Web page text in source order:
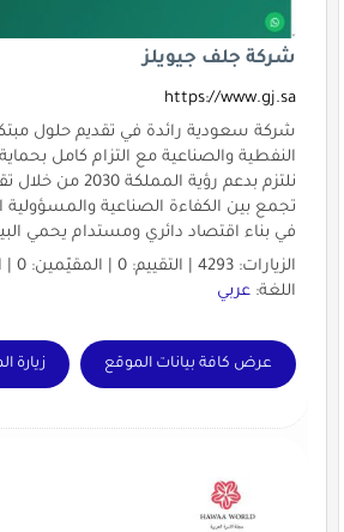
شركة جلف جيويلز
https://www.gj.sa
شركة سعودية رائدة في تقديم حلول
النفطية والصناعية مع التزام كامل بحماية
نلتزم بدعم رؤية
تجمع بين الكفاءة الصناعية والمسؤولية
في بناء اقتصاد دائري ومستدام يحمي
الزيارات: 4293 | التقييم: 0 | المقيّمين: 0 | الدولة:
اللغة: عربي
عرض كافة بيانات الموقع زيارة